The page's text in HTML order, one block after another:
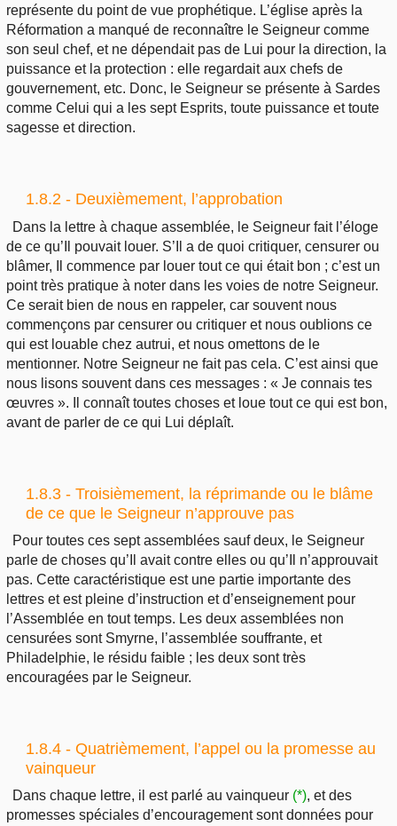
représente du point de vue prophétique. L’église après la
Réformation a manqué de reconnaître le Seigneur comme
son seul chef, et ne dépendait pas de Lui pour la direction, la
puissance et la protection : elle regardait aux chefs de
gouvernement, etc. Donc, le Seigneur se présente à Sardes
comme Celui qui a les sept Esprits, toute puissance et toute
sagesse et direction.
1.8.2 - Deuxièmement, l’approbation
Dans la lettre à chaque assemblée, le Seigneur fait l’éloge
de ce qu’Il pouvait louer. S’Il a de quoi critiquer, censurer ou
blâmer, Il commence par louer tout ce qui était bon ; c’est un
point très pratique à noter dans les voies de notre Seigneur.
Ce serait bien de nous en rappeler, car souvent nous
commençons par censurer ou critiquer et nous oublions ce
qui est louable chez autrui, et nous omettons de le
mentionner. Notre Seigneur ne fait pas cela. C’est ainsi que
nous lisons souvent dans ces messages : « Je connais tes
œuvres ». Il connaît toutes choses et loue tout ce qui est bon,
avant de parler de ce qui Lui déplaît.
1.8.3 - Troisièmement, la réprimande ou le blâme
de ce que le Seigneur n’approuve pas
Pour toutes ces sept assemblées sauf deux, le Seigneur
parle de choses qu’Il avait contre elles ou qu’Il n’approuvait
pas. Cette caractéristique est une partie importante des
lettres et est pleine d’instruction et d’enseignement pour
l’Assemblée en tout temps. Les deux assemblées non
censurées sont Smyrne, l’assemblée souffrante, et
Philadelphie, le résidu faible ; les deux sont très
encouragées par le Seigneur.
1.8.4 - Quatrièmement, l’appel ou la promesse au
vainqueur
Dans chaque lettre, il est parlé au vainqueur (*), et des
promesses spéciales d’encouragement sont données pour